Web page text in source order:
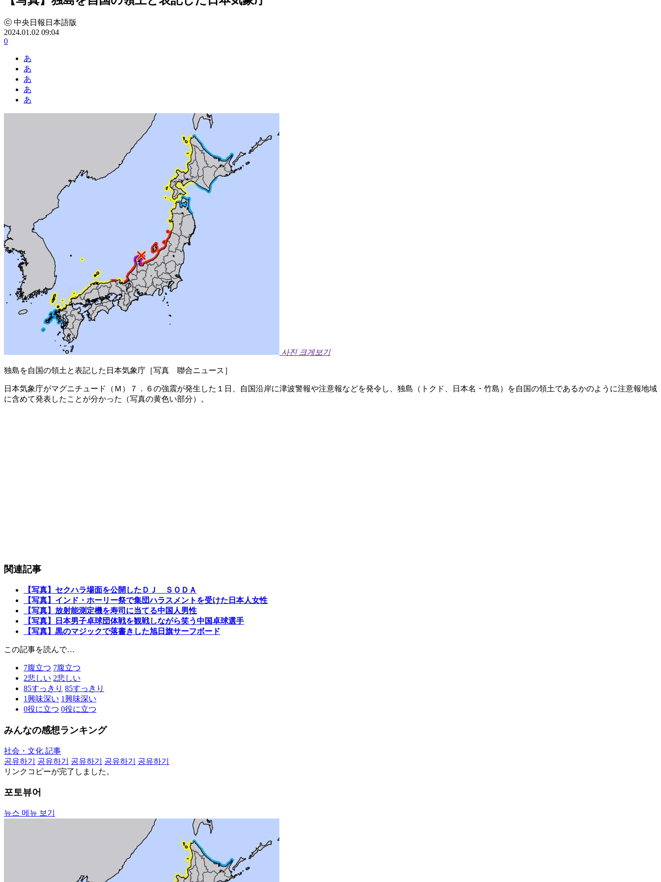
ⓒ 中央日報日本語版
2024.01.02 09:04
0
あ
あ
あ
あ
あ
사진 크게보기
独島を自国の領土と表記した日本気象庁［写真 聯合ニュース］
日本気象庁がマグニチュード（Ｍ）７．６の強震が発生した１日、自国沿岸に津波警報や注意報などを発令し、独島（トクド、日本名・竹島）を自国の領土であるかのように注意報地域
に含めて発表したことが分かった（写真の黄色い部分）。
関連記事
【写真】セクハラ場面を公開したＤＪ ＳＯＤＡ
【写真】インド・ホーリー祭で集団ハラスメントを受けた日本人女性
【写真】放射能測定機を寿司に当てる中国人男性
【写真】日本男子卓球団体戦を観戦しながら笑う中国卓球選手
【写真】黒のマジックで落書きした旭日旗サーフボード
この記事を読んで…
7腹立つ 7腹立つ
2悲しい 2悲しい
85すっきり 85すっきり
1興味深い 1興味深い
0役に立つ 0役に立つ
みんなの感想ランキング
社会・文化 記事
공유하기
공유하기 공유하기 공유하기
공유하기
リンクコピーが完了しました。
포토뷰어
뉴스 메뉴 보기